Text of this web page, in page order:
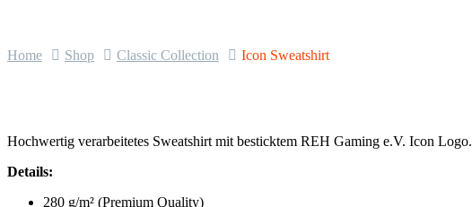
Home Shop Classic Collection Icon Sweatshirt
Hochwertig verarbeitetes Sweatshirt mit besticktem REH Gaming e.V. Icon Logo.
Details:
280 g/m² (Premium Quality)